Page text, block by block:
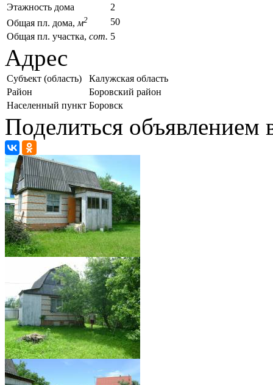
Этажность дома
2
Общая пл. дома, м2
50
Общая пл. участка, сот. 5
Адрес
Субъект (область)
Калужская область
Район
Боровский район
Населенный пункт Боровск
Поделиться объявлением